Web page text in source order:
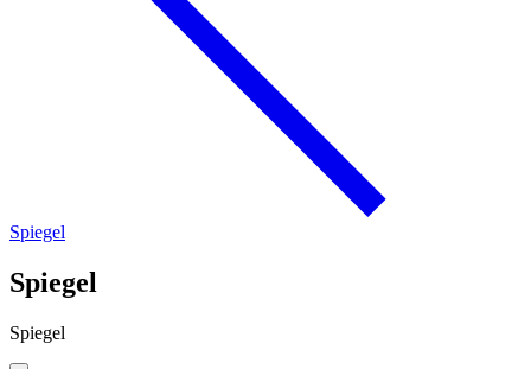
Spiegel
Spiegel
Spiegel